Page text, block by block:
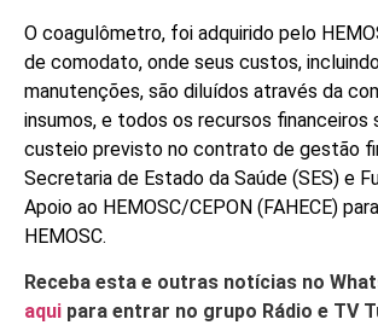
O coagulômetro, foi adquirido pelo
de comodato, onde seus custos,
manutenções, são diluídos através da
insumos, e todos os recursos financeiros
custeio previsto no contrato de gestão
Secretaria de Estado da Saúde (SES) e
Apoio ao HEMOSC/CEPON (FAHECE)
HEMOSC.
Receba esta e outras notícias no
aqui para entrar no grupo Rádio e TV